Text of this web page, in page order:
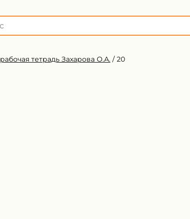
рабочая тетрадь Захарова О.А. / 20